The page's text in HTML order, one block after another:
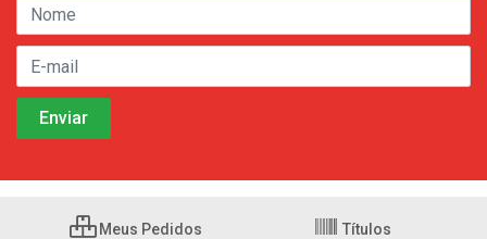
Meus Pedidos Títulos